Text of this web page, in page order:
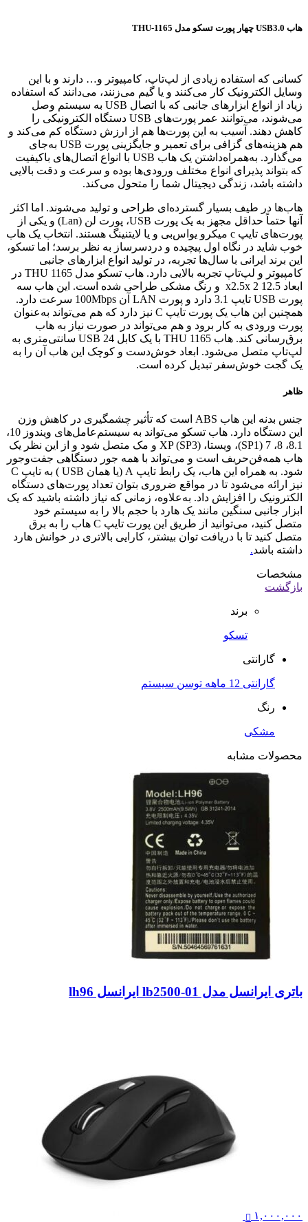
هاب USB3.0 چهار پورت تسکو مدل THU-1165
کسانی که استفاده زیادی از لپ‌تاپ، کامپیوتر و… دارند و با این
وسایل الکترونیک کار می‌کنند و یا گیم می‌زنند، می‌دانند که استفاده
زیاد از انواع ابزارهای جانبی که با اتصال USB به سیستم وصل
می‌شوند، می‌توانند عمر پورت‌های USB دستگاه الکترونیکی را
کاهش دهند. آسیب به این پورت‌ها هم از ارزش دستگاه کم می‌کند و
هم هزینه‌های گزافی برای تعمیر و جایگزینی پورت USB به‌جای
می‌گذارد. به‌همراه‌داشتن یک هاب USB با انواع اتصال‌های باکیفیت
که بتواند پذیرای انواع مختلف ورودی‌ها بوده و سرعت و دقت بالایی
داشته باشد، زندگی دیجیتال شما را متحول می‌کند.
هاب‌ها در طیف بسیار گسترده‌ای طراحی و تولید می‌شوند. اما اکثر
آنها حتماً حداقل مجهز به یک پورت USB، پورت لن (Lan) و یکی از
پورت‌های تایپ c میکرو یواس‌بی و یا لایتنینگ هستند. انتخاب یک هاب
خوب شاید در نگاه اول پیچیده و دردسرساز به نظر برسد؛ اما تسکو،
این برند ایرانی با سال‌ها تجربه، در تولید انواع ابزارهای جانبی
کامپیوتر و لپ‌تاپ تجربه بالایی دارد. هاب تسکو مدل THU 1165 در
ابعاد 12.5 x2.5x 2 و رنگ مشکی طراحی شده است. این هاب سه
پورت USB تایپ 3.1 دارد و پورت LAN آن 100Mbps سرعت دارد.
همچنین این هاب یک پورت تایپ C نیز دارد که هم می‌تواند به‌عنوان
پورت ورودی به کار برود و هم می‌تواند در صورت نیاز به هاب
برق‌رسانی کند. هاب THU 1165 با یک کابل USB 24 سانتی‌متری به
لپ‌تاپ متصل می‌شود. ابعاد خوش‌دست و کوچک این هاب آن را به
یک گجت خوش‌سفر تبدیل کرده است.
ظاهر
جنس بدنه این هاب ABS است که تأثیر چشمگیری در کاهش وزن
این دستگاه دارد. هاب تسکو می‌تواند به سیستم‌عامل‌های ویندوز 10،
8.1، 8، 7 (SP1)، ویستا، XP (SP3) و مک متصل شود و از این نظر یک
هاب همه‌فن‌حریف است و می‌تواند با همه جور دستگاهی جفت‌وجور
شود. به همراه این هاب، یک رابط تایپ A (یا همان USB ) به تایپ C
نیز ارائه می‌شود تا در مواقع ضروری بتوان تعداد پورت‌های دستگاه
الکترونیک را افزایش داد. به‌علاوه، زمانی که نیاز داشته باشید که یک
ابزار جانبی سنگین مانند یک هارد با حجم بالا را به سیستم خود
متصل کنید، می‌توانید از طریق این پورت تایپ C هاب را به برق
متصل کنید تا با دریافت توان بیشتر، کارایی بالاتری در خوانش هارد
داشته باشد.
مشخصات
بازگشت
برند
تسکو
گارانتی
گارانتی 12 ماهه توسن سیستم
رنگ
مشکی
محصولات مشابه
باتری ایرانسل مدل lb2500-01 ایرانسل lh96
۱,۰۰۰,۰۰۰